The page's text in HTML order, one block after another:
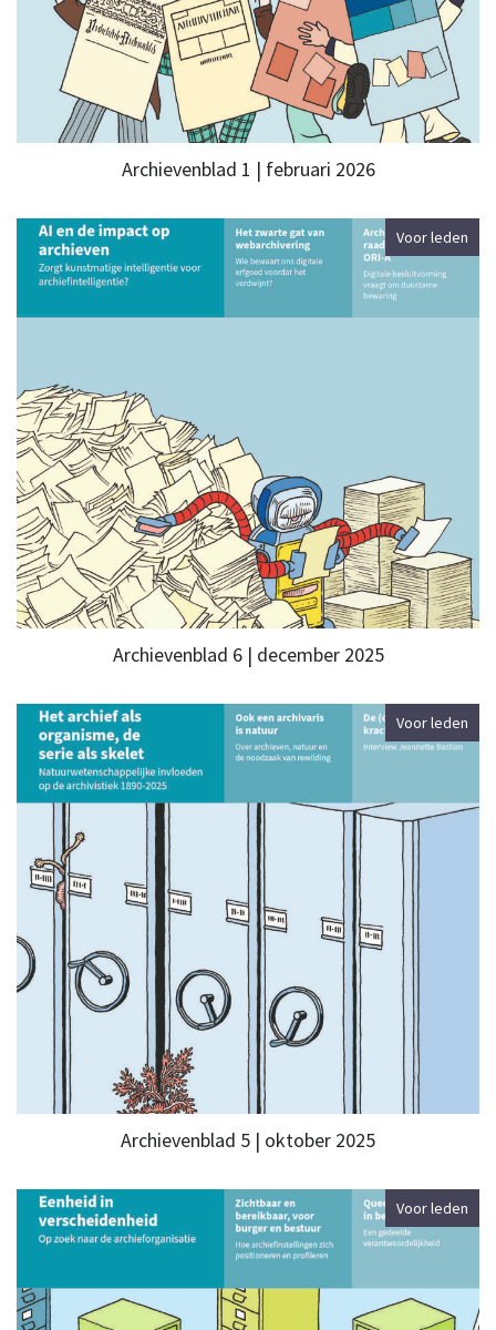
Archievenblad 1 | februari 2026
Voor leden
Archievenblad 6 | december 2025
Voor leden
Archievenblad 5 | oktober 2025
Voor leden